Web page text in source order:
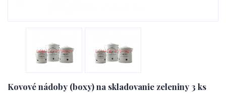
Kovové nádoby (boxy) na skladovanie zeleniny 3 ks